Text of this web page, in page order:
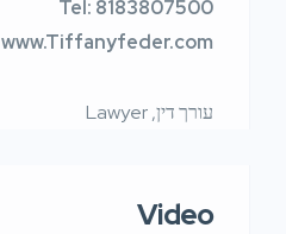
Tel: 8183807500
www.Tiffanyfeder.com
עורך דין, Lawyer
Video